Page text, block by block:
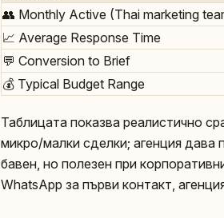
👥 Monthly Active (Thai marketing
📈 Average Response Time
💬 Conversion to Brief
💰 Typical Budget Range
Таблицата показва реалистично
микро/малки сделки; агенция
бавен, но полезен при
WhatsApp за първи контакт,